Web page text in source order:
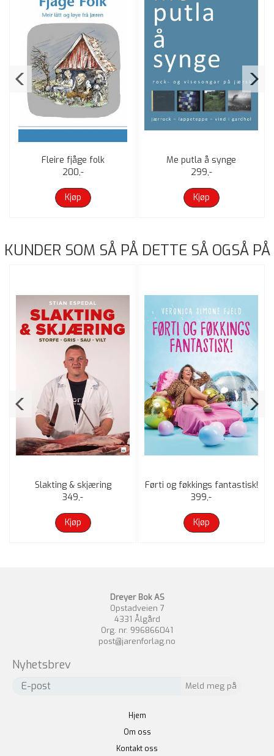
Fleire fjåge folk
200,-
Kjøp
Me putla å synge
299,-
Kjøp
KUNDER SOM SÅ PÅ DETTE SÅ OGSÅ PÅ
Slakting & skjæring
349,-
Kjøp
Førti og føkkings fantastisk!
399,-
Kjøp
Dreyer Bok AS
Opstadveien 7
4331 Ålgård
Org. nr. 996866041
post@jarenforlag.no
Nyhetsbrev
Hjem
Om oss
Kontakt oss